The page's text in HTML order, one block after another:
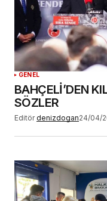
GENEL
BAHÇELİ’DEN
SÖZLER
Editör denizdogan24/04/